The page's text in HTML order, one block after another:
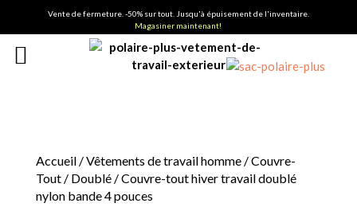
Vente de fermeture. -50% sur tout. Jusqu'à épuisement de l'inventaire.
Magasiner maintenant!
Accueil/Vêtements de travail homme/Couvre-
Tout/ Doublé/ Couvre-tout hiver travail doublé
nylon bande 4 pouces